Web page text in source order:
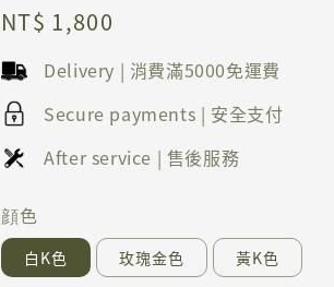
Regular
price
NT$ 1,800
Delivery | 消費滿5000免運費
Secure payments | 安全支付
After service | 售後服務
顔色
白K色 玫瑰金色 黃K色